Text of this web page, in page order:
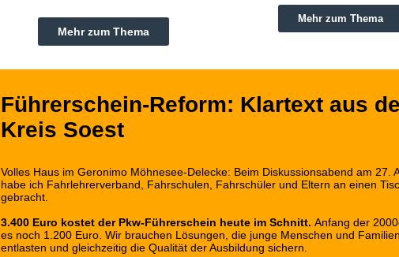
Mehr zum Thema
Mehr zum Thema
Führerschein-Reform: Klartext aus
Kreis Soest
Volles Haus im Geronimo Möhnesee-Delecke: Beim Diskussionsabend am 27.
habe ich Fahrlehrerverband, Fahrschulen, Fahrschüler und Eltern an einen
gebracht.
3.400 Euro kostet der Pkw-Führerschein heute im Schnitt. Anfang der
es noch 1.200 Euro. Wir brauchen Lösungen, die junge Menschen und Familien
entlasten und gleichzeitig die Qualität der Ausbildung sichern.